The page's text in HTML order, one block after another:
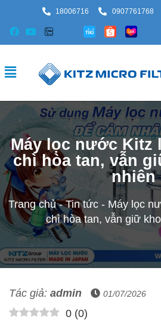
18006716 0907761768
Máy lọc nước Kitz
chì hòa tan, vẫn
nhiên
Trang chủ-Tin tức - Máy lọc
chì hòa tan, vẫn giữ
Tác giả: admin 01/07/2026
0 (0)